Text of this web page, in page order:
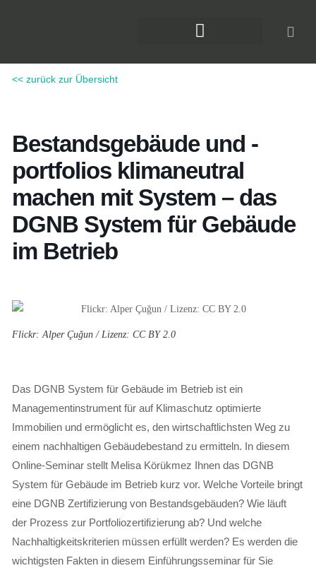
<< zurück zur Übersicht
Bestandsgebäude und -
portfolios klimaneutral
machen mit System – das
DGNB System für Gebäude
im Betrieb
Flickr: Alper Çuğun / Lizenz: CC BY 2.0
Das DGNB System für Gebäude im Betrieb ist ein
Managementinstrument für auf Klimaschutz optimierte
Immobilien und ermöglicht es, den wirtschaftlichsten Weg zu
einem nachhaltigen Gebäudebestand zu ermitteln. In diesem
Online-Seminar stellt Melisa Körükmez Ihnen das DGNB
System für Gebäude im Betrieb kurz vor. Welche Vorteile bringt
eine DGNB Zertifizierung von Bestandsgebäuden? Wie läuft
der Prozess zur Portfoliozertifizierung ab? Und welche
Nachhaltigkeitskriterien müssen erfüllt werden? Es werden die
wichtigsten Fakten in diesem Einführungsseminar für Sie